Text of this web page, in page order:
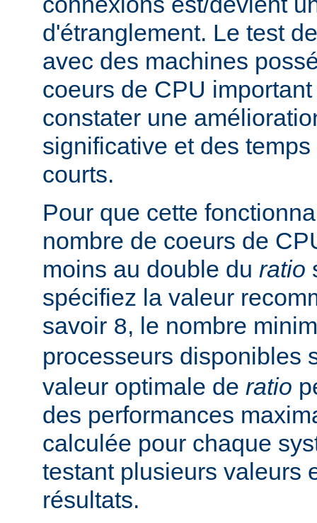
d'étranglement. Le test
avec des machines
coeurs de CPU
constater une
significative et des
courts.
Pour que cette
nombre de coeurs de
moins au double du ratio
spécifiez la valeur
savoir 8, le nombre
processeurs disponibles
valeur optimale de ratio
des performances
calculée pour chaque
testant plusieurs valeurs
résultats.